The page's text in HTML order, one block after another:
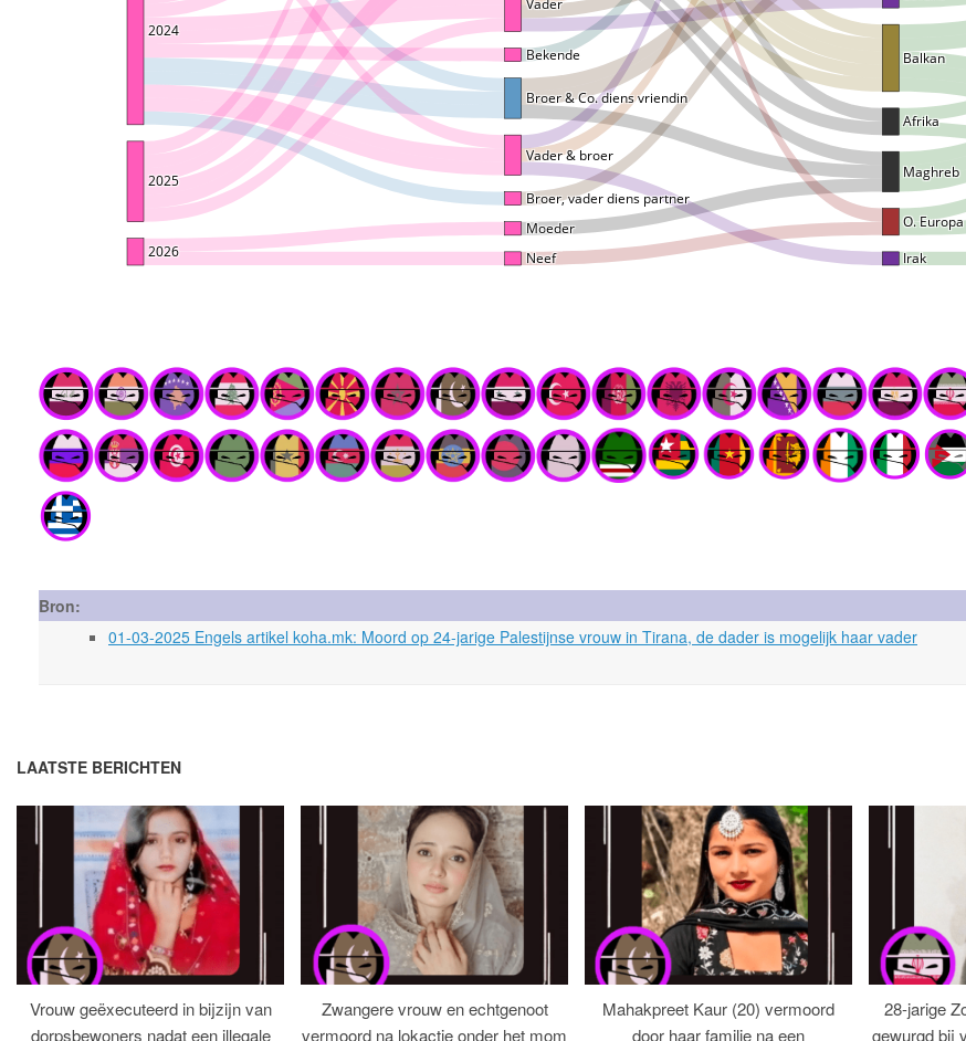
Bron:
01-03-2025 Engels artikel koha.mk: Moord op 24-jarige Palestijnse vrouw in Tirana, de dader is mogelijk haar vader
LAATSTE BERICHTEN
Vrouw geëxecuteerd in bijzijn van
dorpsbewoners nadat een illegale
Zwangere vrouw en echtgenoot
vermoord na lokactie onder het mom
Mahakpreet Kaur (20) vermoord
door haar familie na een
28-jarige
gewurgd bij